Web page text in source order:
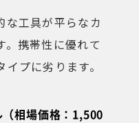
な工具が平らなカ
。携帯性に優れて
プに劣ります。
相場価格：1,500